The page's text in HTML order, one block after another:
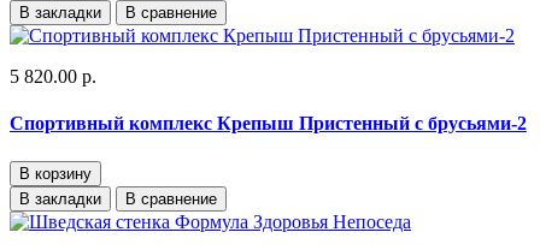
В закладки
В сравнение
5 820.00 р.
Спортивный комплекс Крепыш Пристенный с брусьями-2
В корзину
В закладки
В сравнение